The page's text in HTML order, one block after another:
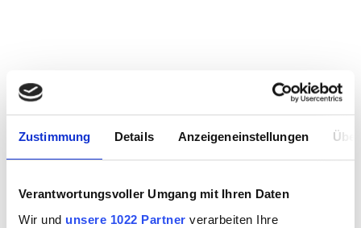
Zustimmung Details Anzeigeneinstellungen
Verantwortungsvoller Umgang mit Ihren Daten
Wir und unsere 1022 Partner verarbeiten Ihre